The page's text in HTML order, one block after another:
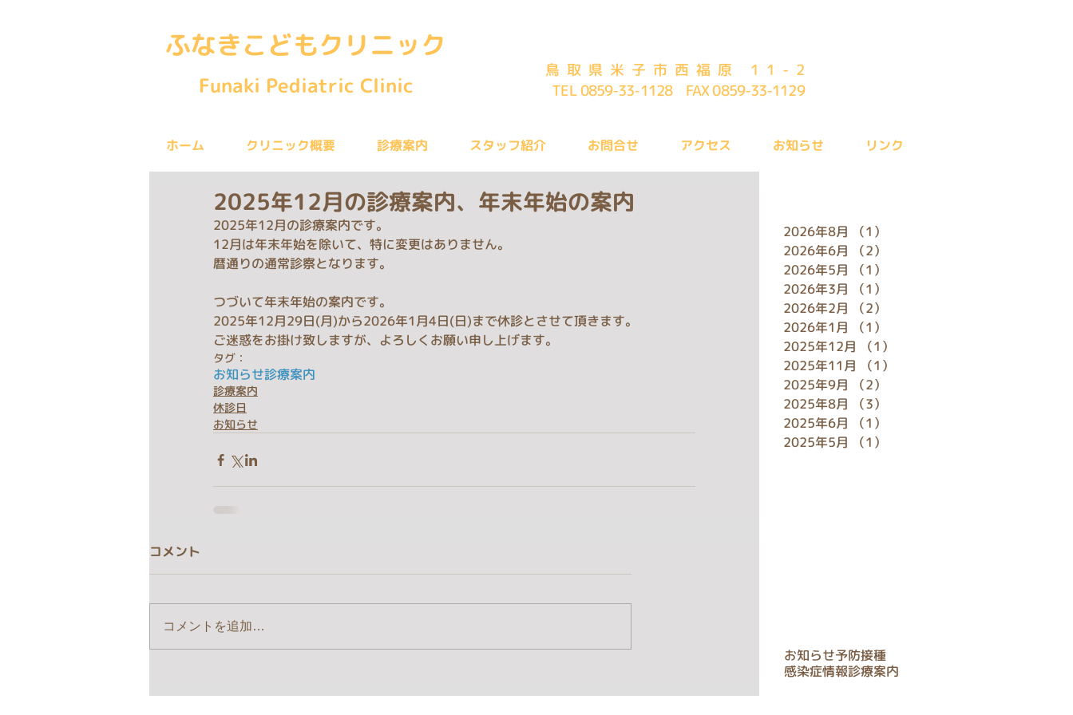
ふなきこどもクリニック
Funaki Pediatric Clinic
鳥取県米子市西福原 11-2
TEL 0859-33-1128 FAX 0859-33-1129
ホーム クリニック概要 診療案内 スタッフ紹介 お問合せ アクセス お知らせ リンク
2025年12月の診療案内、年末年始の案内
2025年12月の診療案内です。
12月は年末年始を除いて、特に変更はありません。
暦通りの通常診察となります。
つづいて年末年始の案内です。
2025年12月29日(月)から2026年1月4日(日)まで休診とさせて頂きます。
ご迷惑をお掛け致しますが、よろしくお願い申し上げます。
タグ：
お知らせ診療案内
診療案内
休診日
お知らせ
コメント
コメントを追加…
2026年8月 （1）
2026年6月
（2）
2026年5月
（1）
2026年3月
（1）
2026年2月
（2）
2026年1月
（1）
2025年12月
（1）
2025年11月
（1）
2025年9月
（2）
2025年8月
（3）
2025年6月
（1）
2025年5月
（1）
お知らせ予防接種
感染症情報診療案内